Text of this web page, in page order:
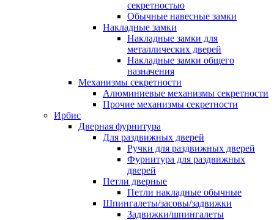
секретностью
Обычные навесные замки
Накладные замки
Накладные замки для
металлических дверей
Накладные замки общего
назначения
Механизмы секретности
Алюминиевые механизмы секретности
Прочие механизмы секретности
Ирбис
Дверная фурнитура
Для раздвижных дверей
Ручки для раздвижных дверей
Фурнитура для раздвижных
дверей
Петли дверные
Петли накладные обычные
Шпингалеты/засовы/задвижки
Задвижки/шпингалеты